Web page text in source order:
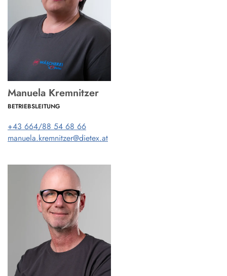
Manuela Kremnitzer
BETRIEBSLEITUNG
+43 664/88 54 68 66
manuela.kremnitzer@dietex.at